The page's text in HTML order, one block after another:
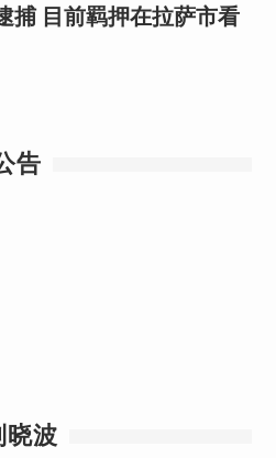
捕 目前羁押在拉萨市看
告
波